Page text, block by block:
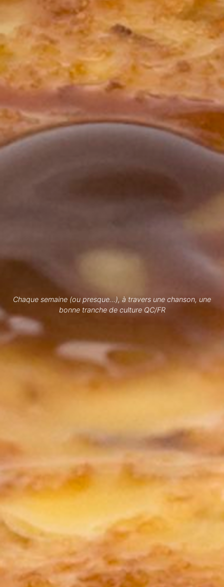
Chaque semaine (ou presque...), à travers une chanson, une
bonne tranche de culture QC/FR